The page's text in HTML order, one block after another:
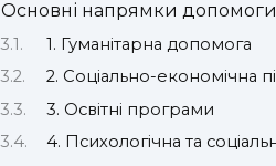
Основні напрямки допомоги
1. Гуманітарна допомога
2. Соціально-економічна
3. Освітні програми
4. Психологічна та